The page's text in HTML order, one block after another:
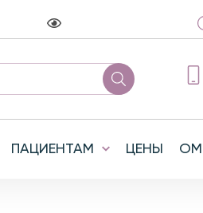
ПАЦИЕНТАМ ЦЕНЫ